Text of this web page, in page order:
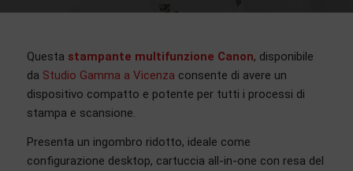
Questa stampante multifunzione Canon, disponibile
da Studio Gamma a Vicenza consente di avere un
dispositivo compatto e potente per tutti i processi di
stampa e scansione.
Presenta un ingombro ridotto, ideale come
configurazione desktop, cartuccia all-in-one con resa del